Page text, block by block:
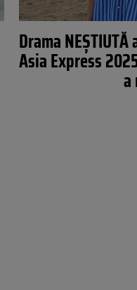
Drama
Asia Express